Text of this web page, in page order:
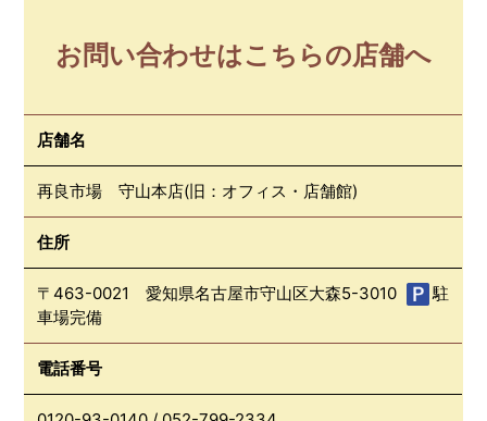
お問い合わせはこちらの店舗へ
店舗名
再良市場 守山本店(旧：オフィス・店舗館)
住所
〒463-0021 愛知県名古屋市守山区大森5-3010
駐
車場完備
電話番号